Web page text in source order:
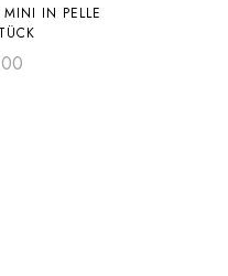
IN PELLE